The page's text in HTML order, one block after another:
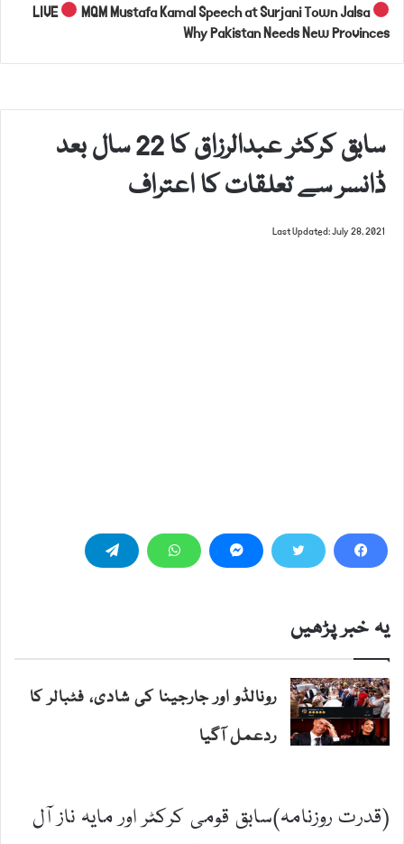
LIVE
MQM Mustafa Kamal Speech at Surjani Town Jalsa
Why Pakistan Needs New Provinces